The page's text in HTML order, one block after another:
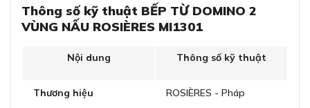
Thông số kỹ thuật BẾP TỪ DOMINO 2
VÙNG NẤU ROSIÈRES MI1301
Nội dung Thông số kỹ thuật
Thương hiệu ROSIÈRES - Pháp